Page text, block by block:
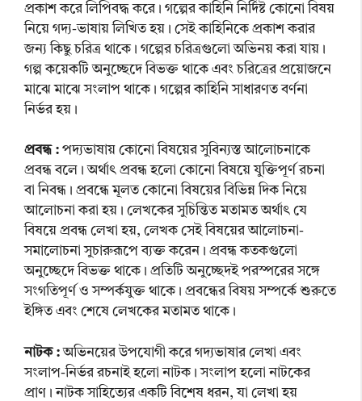
প্রকাশ করে লিপিবদ্ধ করে। গল্পের কাহিনি নির্দিষ্ট কোনো বিষয়
নিয়ে গদ্য-ভাষায় লিখিত হয়। সেই কাহিনিকে প্রকাশ করার
জন্য কিছু চরিত্র থাকে। গল্পের চরিত্রগুলো অভিনয় করা যায়।
গল্প কয়েকটি অনুচ্ছেদে বিভক্ত থাকে এবং চরিত্রের প্রয়োজনে
মাঝে মাঝে সংলাপ থাকে। গল্পের কাহিনি সাধারণত বর্ণনা
নির্ভর হয়।
প্রবন্ধ : পদ্যভাষায় কোনো বিষয়ের সুবিন্যস্ত আলোচনাকে
প্রবন্ধ বলে। অর্থাৎ প্রবন্ধ হলো কোনো বিষয়ে যুক্তিপূর্ণ রচনা
বা নিবন্ধ। প্রবন্ধে মূলত কোনো বিষয়ের বিভিন্ন দিক নিয়ে
আলোচনা করা হয়। লেখকের সুচিন্তিত মতামত অর্থাৎ যে
বিষয়ে প্রবন্ধ লেখা হয়, লেখক সেই বিষয়ের আলোচনা-
সমালোচনা সুচারুরূপে ব্যক্ত করেন। প্রবন্ধ কতকগুলো
অনুচ্ছেদে বিভক্ত থাকে। প্রতিটি অনুচ্ছেদই পরস্পরের সঙ্গে
সংগতিপূর্ণ ও সম্পর্কযুক্ত থাকে। প্রবন্ধের বিষয় সম্পর্কে শুরুতে
ইঙ্গিত এবং শেষে লেখকের মতামত থাকে।
নাটক :অভিনয়ের উপযোগী করে গদ্যভাষার লেখা এবং
সংলাপ-নির্ভর রচনাই হলো নাটক। সংলাপ হলো নাটকের
প্রাণ। নাটক সাহিত্যের একটি বিশেষ ধরন, যা লেখা হয়